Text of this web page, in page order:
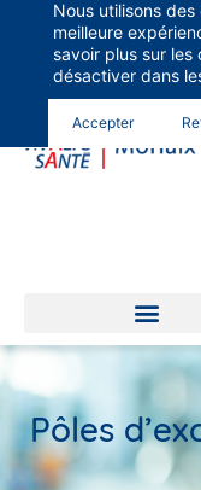
Pôles
Nous utilisons
meilleure
savoir plus sur les
désactiver dans
Accepter